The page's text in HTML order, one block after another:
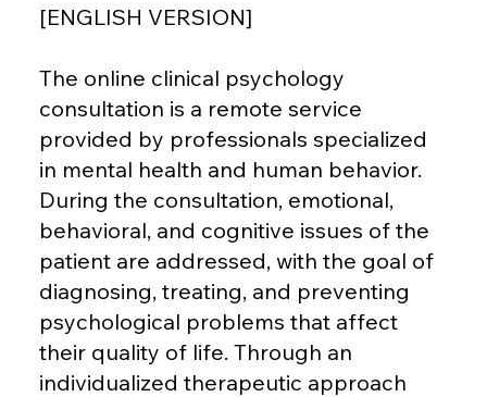
[ENGLISH VERSION]
The online clinical psychology
consultation is a remote service
provided by professionals specialized
in mental health and human behavior.
During the consultation, emotional,
behavioral, and cognitive issues of the
patient are addressed, with the goal of
diagnosing, treating, and preventing
psychological problems that affect
their quality of life. Through an
individualized therapeutic approach